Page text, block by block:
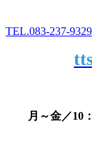
TEL.083-237-9329
月～金／10